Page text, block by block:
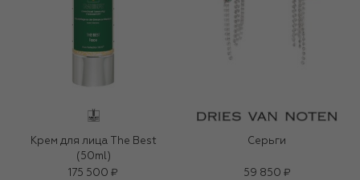
Крем для лица The Best
(50ml)
175 500 ₽
Серьги
59 850 ₽